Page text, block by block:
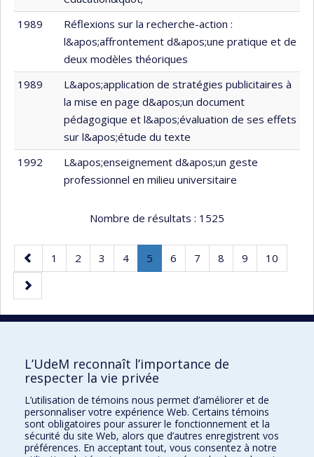
1989
Réflexions sur la recherche-action :
l&apos;affrontement d&apos;une pratique et de
deux modèles théoriques
1989
L&apos;application de stratégies publicitaires à
la mise en page d&apos;un document
pédagogique et l&apos;évaluation de ses effets
sur l&apos;étude du texte
1992
L&apos;enseignement d&apos;un geste
professionnel en milieu universitaire
Nombre de résultats : 1525
Page
précédente
Page
1 Page
2 Page
3 Page
4 Page
5
Page
Page
6 Page
7 Page
8 Page
9 Page
10
Page
suivante
Faculté des sciences de l'éducation
Pavillon Marie-Victorin
90, avenue Vincent-d'Indy
L’UdeM reconnaît l’importance de
respecter la vie privée
L’utilisation de témoins nous permet d’améliorer et de
personnaliser votre expérience Web. Certains témoins
sont obligatoires pour assurer le fonctionnement et la
sécurité du site Web, alors que d’autres enregistrent vos
préférences. En acceptant tout, vous consentez à notre